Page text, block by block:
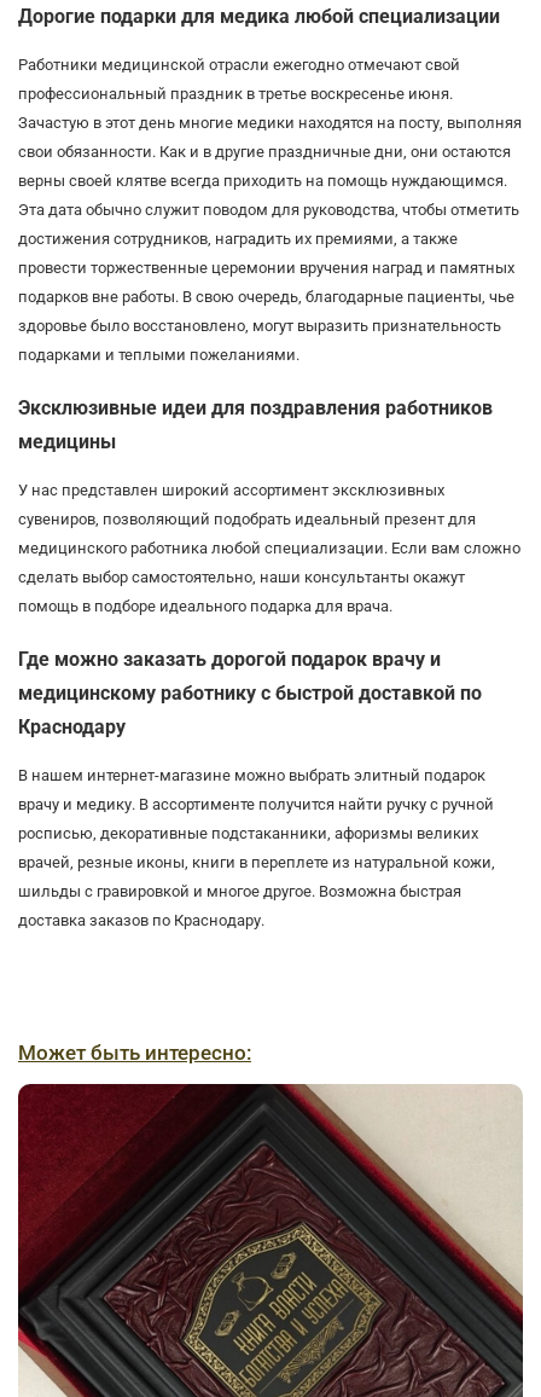
Дорогие подарки для медика любой специализации
Работники медицинской отрасли ежегодно отмечают свой
профессиональный праздник в третье воскресенье июня.
Зачастую в этот день многие медики находятся на посту, выполняя
свои обязанности. Как и в другие праздничные дни, они остаются
верны своей клятве всегда приходить на помощь нуждающимся.
Эта дата обычно служит поводом для руководства, чтобы отметить
достижения сотрудников, наградить их премиями, а также
провести торжественные церемонии вручения наград и памятных
подарков вне работы. В свою очередь, благодарные пациенты, чье
здоровье было восстановлено, могут выразить признательность
подарками и теплыми пожеланиями.
Эксклюзивные идеи для поздравления работников
медицины
У нас представлен широкий ассортимент эксклюзивных
сувениров, позволяющий подобрать идеальный презент для
медицинского работника любой специализации. Если вам сложно
сделать выбор самостоятельно, наши консультанты окажут
помощь в подборе идеального подарка для врача.
Где можно заказать дорогой подарок врачу и
медицинскому работнику с быстрой доставкой по
Краснодару
В нашем интернет-магазине можно выбрать элитный подарок
врачу и медику. В ассортименте получится найти ручку с ручной
росписью, декоративные подстаканники, афоризмы великих
врачей, резные иконы, книги в переплете из натуральной кожи,
шильды с гравировкой и многое другое. Возможна быстрая
доставка заказов по Краснодару.
Может быть интересно: